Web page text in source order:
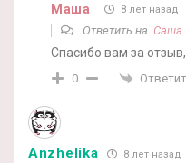
Маша 8 лет назад
Ответить на Саша
Спасибо вам за
0
Anzhelika 8 лет назад